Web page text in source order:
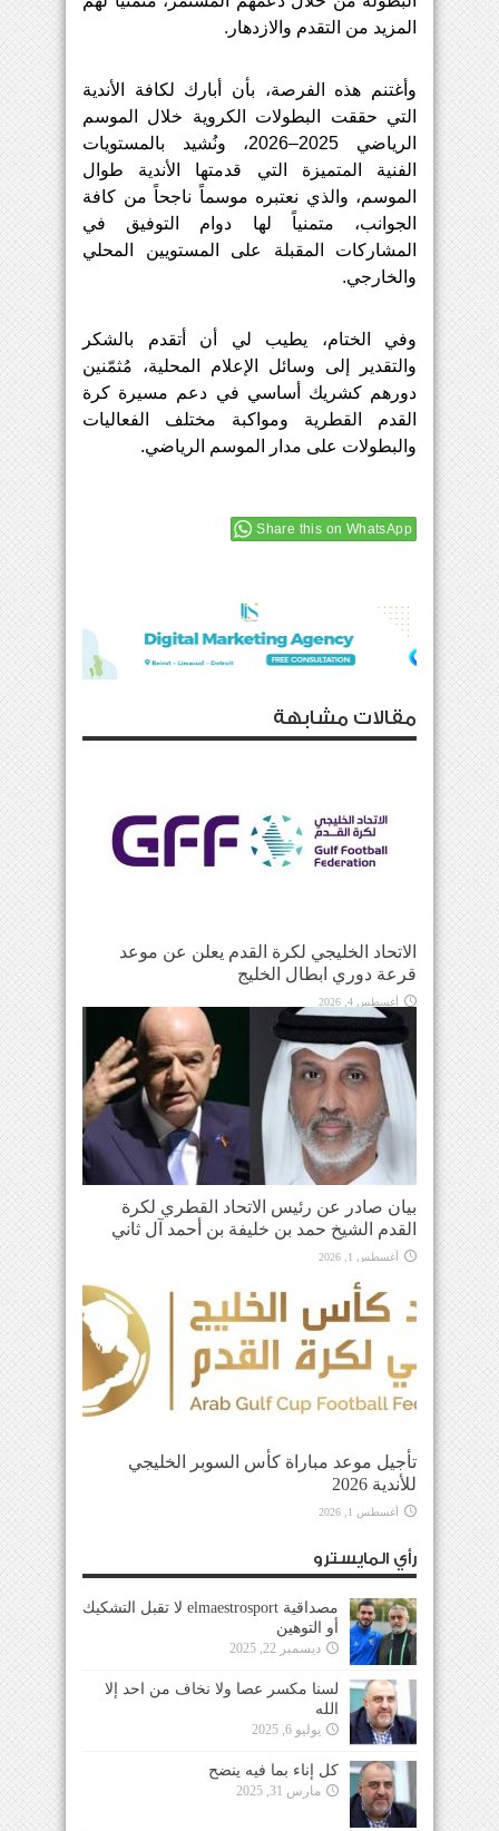
المزيد من التقدم والازدهار .
وأغتنم هذه الفرصة، بأن أ بارك لكافة
الأندية
التي حققت البطولات الكروية خلال
الموسم
الرياضي
، ونُشيد
بالمستويات
الفنية
المتميزة التي قدمتها الأندية
طوال
الموسم، والذي نعتبره موسماً ناجحاً من كافة
الجوانب،
متمنياً لها دوام التوفيق
في
المشاركات
المقبلة على المستويين
المحلي
والخارجي.
وفي الختام، يطيب لي أن أتقدم
بالشكر
والتقدير
إلى وسائل الإعلام المحلية،
مُثمّنين
دورهم كشريك أساسي في دعم مسيرة كرة
القدم
القطرية ومواكبة مختلف
الفعاليات
والبطولات على مدار الموسم الرياضي.
Share this on WhatsApp
مقالات مشابهة
الاتحاد الخليجي لكرة القدم يعلن عن موعد
قرعة دوري ابطال الخليج
أغسطس 4, 2026
بيان صادر عن رئيس الاتحاد القطري لكرة
القدم الشيخ حمد بن خليفة بن أحمد آل ثاني
أغسطس 1, 2026
تأجيل موعد مباراة كأس السوبر الخليجي
للأندية 2026
أغسطس 1, 2026
رأي المايسترو
مصداقية elmaestrosport لا تقبل التشكيك
أو التوهين
ديسمبر 22, 2025
لسنا مكسر عصا ولا نخاف من احد إلا
الله
يوليو 6, 2025
كل إناء بما فيه ينضح
مارس 31, 2025